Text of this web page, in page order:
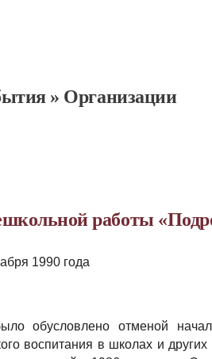
» Организации
работы
1990 года
обусловлено отменой
воспитания в школах и